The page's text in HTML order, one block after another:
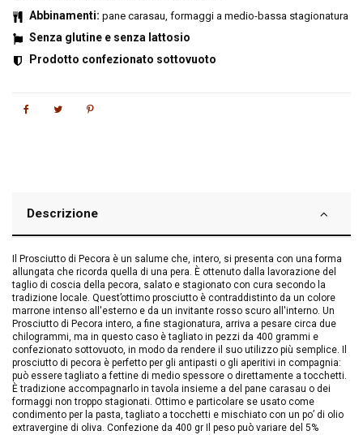
Abbinamenti: pane carasau, formaggi a medio-bassa stagionatura
Senza glutine e senza lattosio
Prodotto confezionato sottovuoto
Descrizione
Il Prosciutto di Pecora è un salume che, intero, si presenta con una forma
allungata che ricorda quella di una pera. È ottenuto dalla lavorazione del
taglio di coscia della pecora, salato e stagionato con cura secondo la
tradizione locale. Quest’ottimo prosciutto è contraddistinto da un colore
marrone intenso all'esterno e da un invitante rosso scuro all'interno. Un
Prosciutto di Pecora intero, a fine stagionatura, arriva a pesare circa due
chilogrammi, ma in questo caso è tagliato in pezzi da 400 grammi e
confezionato sottovuoto, in modo da rendere il suo utilizzo più semplice. Il
prosciutto di pecora è perfetto per gli antipasti o gli aperitivi in compagnia:
può essere tagliato a fettine di medio spessore o direttamente a tocchetti.
È tradizione accompagnarlo in tavola insieme a del pane carasau o dei
formaggi non troppo stagionati. Ottimo e particolare se usato come
condimento per la pasta, tagliato a tocchetti e mischiato con un po’ di olio
extravergine di oliva. Confezione da 400 gr Il peso può variare del 5%